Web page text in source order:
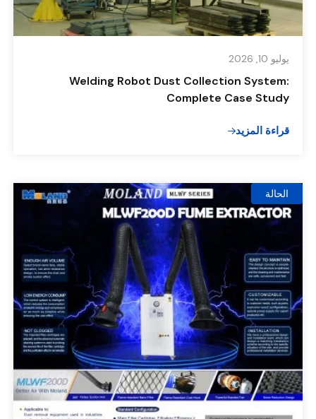
يوليو 10, 2026
Welding Robot Dust Collection System:
Complete Case Study
قراءة المزيد
الحالة